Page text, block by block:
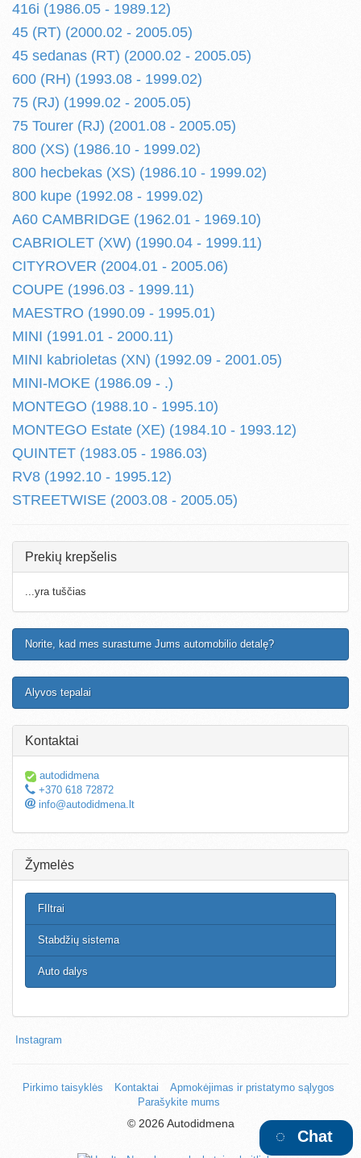
416i (1986.05 - 1989.12)
45 (RT) (2000.02 - 2005.05)
45 sedanas (RT) (2000.02 - 2005.05)
600 (RH) (1993.08 - 1999.02)
75 (RJ) (1999.02 - 2005.05)
75 Tourer (RJ) (2001.08 - 2005.05)
800 (XS) (1986.10 - 1999.02)
800 hecbekas (XS) (1986.10 - 1999.02)
800 kupe (1992.08 - 1999.02)
A60 CAMBRIDGE (1962.01 - 1969.10)
CABRIOLET (XW) (1990.04 - 1999.11)
CITYROVER (2004.01 - 2005.06)
COUPE (1996.03 - 1999.11)
MAESTRO (1990.09 - 1995.01)
MINI (1991.01 - 2000.11)
MINI kabrioletas (XN) (1992.09 - 2001.05)
MINI-MOKE (1986.09 - .)
MONTEGO (1988.10 - 1995.10)
MONTEGO Estate (XE) (1984.10 - 1993.12)
QUINTET (1983.05 - 1986.03)
RV8 (1992.10 - 1995.12)
STREETWISE (2003.08 - 2005.05)
Prekių krepšelis
...yra tuščias
Norite, kad mes surastume Jums automobilio detalę?
Alyvos tepalai
Kontaktai
autodidmena
+370 618 72872
info@autodidmena.lt
Žymelės
FIltrai
Stabdžių sistema
Auto dalys
Instagram
Pirkimo taisyklės Kontaktai
Apmokėjimas ir pristatymo sąlygos
Parašykite mums
© 2026 Autodidmena
Chat